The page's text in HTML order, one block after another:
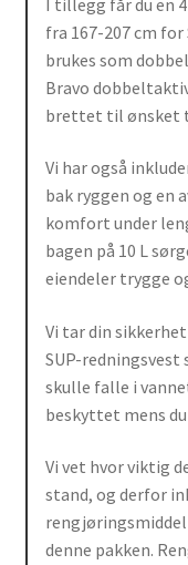
fra 167-207 cm for
brukes som
Bravo
brettet til ønsket
Vi har også
bak ryggen og
komfort under
bagen på 10 L
eiendeler trygge
Vi tar din
SUP-redningsvest
skulle falle i
beskyttet mens
Vi vet hvor viktig
stand, og derfor
rengjøringsmiddel
denne pakken.